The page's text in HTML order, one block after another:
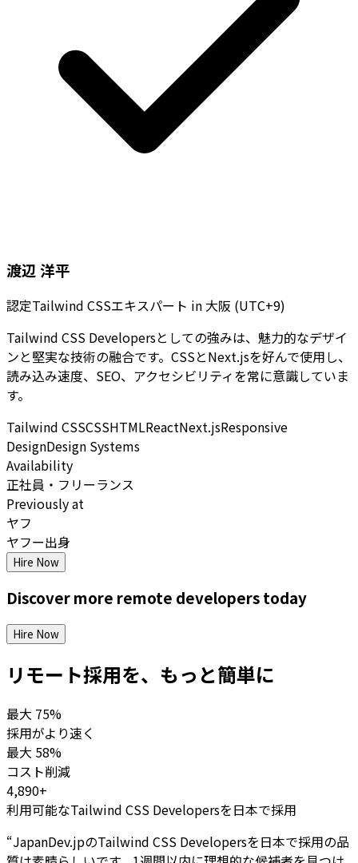
渡辺 洋平
認定Tailwind CSSエキスパート in 大阪 (UTC+9)
Tailwind CSS Developersとしての強みは、魅力的なデザイ
ンと堅実な技術の融合です。CSSとNext.jsを好んで使用し、
読み込み速度、SEO、アクセシビリティを常に意識していま
す。
Tailwind CSSCSSHTMLReactNext.jsResponsive
DesignDesign Systems
Availability
正社員・フリーランス
Previously at
ヤフ
ヤフー出身
Hire Now
Discover more remote developerstoday
Hire Now
リモート採用を、もっと簡単に
最大 75%
採用がより速く
最大 58%
コスト削減
4,890+
利用可能なTailwind CSS Developersを日本で採用
“JapanDev.jpのTailwind CSS Developersを日本で採用の品